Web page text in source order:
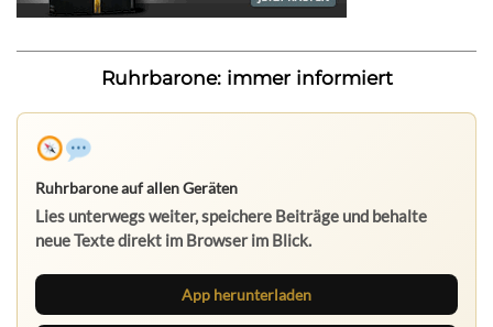
Ruhrbarone: immer informiert
Ruhrbarone auf allen Geräten
Lies unterwegs weiter, speichere Beiträge und behalte
neue Texte direkt im Browser im Blick.
App herunterladen